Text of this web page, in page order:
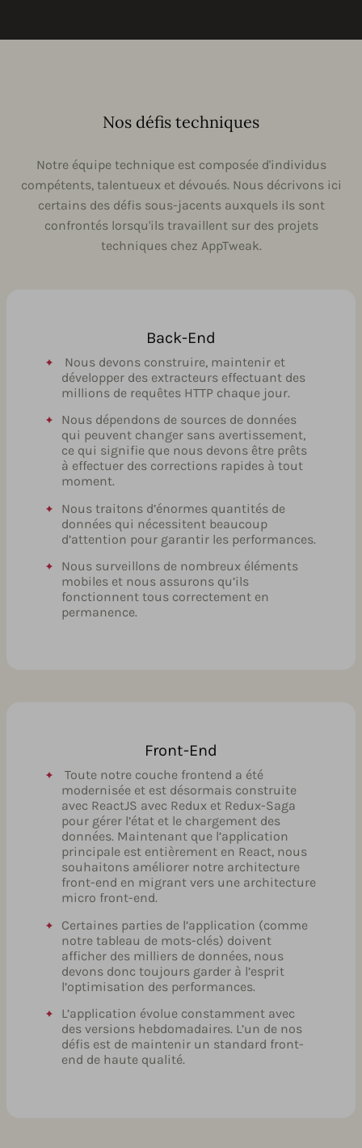
Nos défis techniques
Notre équipe technique est composée d'individus
compétents, talentueux et dévoués. Nous décrivons ici
certains des défis sous-jacents auxquels ils sont
confrontés lorsqu'ils travaillent sur des projets
techniques chez AppTweak.
Back-End
Nous devons construire, maintenir et
développer des extracteurs effectuant des
millions de requêtes HTTP chaque jour.
Nous dépendons de sources de données
qui peuvent changer sans avertissement,
ce qui signifie que nous devons être prêts
à effectuer des corrections rapides à tout
moment.
Nous traitons d’énormes quantités de
données qui nécessitent beaucoup
d’attention pour garantir les performances.
Nous surveillons de nombreux éléments
mobiles et nous assurons qu’ils
fonctionnent tous correctement en
permanence.
Front-End
Toute notre couche frontend a été
modernisée et est désormais construite
avec ReactJS avec Redux et Redux-Saga
pour gérer l’état et le chargement des
données. Maintenant que l’application
principale est entièrement en React, nous
souhaitons améliorer notre architecture
front-end en migrant vers une architecture
micro front-end.
Certaines parties de l’application (comme
notre tableau de mots-clés) doivent
afficher des milliers de données, nous
devons donc toujours garder à l’esprit
l’optimisation des performances.
L’application évolue constamment avec
des versions hebdomadaires. L’un de nos
défis est de maintenir un standard front-
end de haute qualité.